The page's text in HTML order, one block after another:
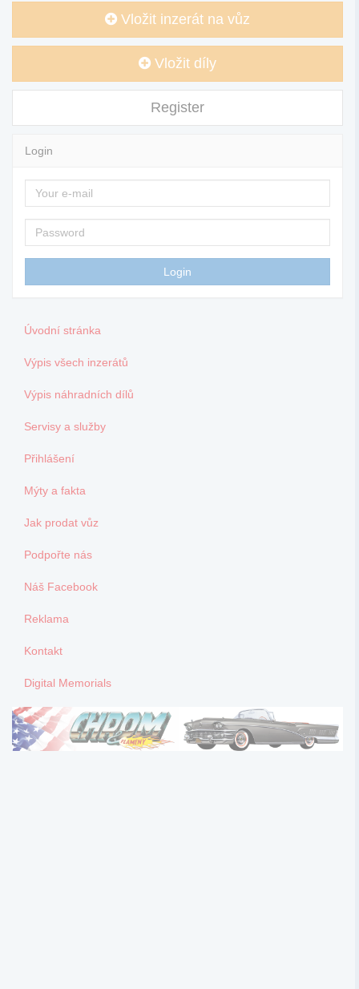
Vložit inzerát na vůz
Vložit díly
Register
Login
Úvodní stránka
Výpis všech inzerátů
Výpis náhradních dílů
Servisy a služby
Přihlášení
Mýty a fakta
Jak prodat vůz
Podpořte nás
Náš Facebook
Reklama
Kontakt
Digital Memorials